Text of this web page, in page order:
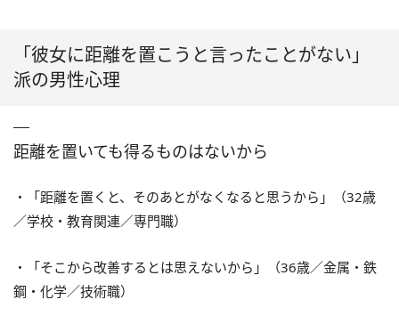
「彼女に距離を置こうと言ったことがない」
派の男性心理
距離を置いても得るものはないから
・「距離を置くと、そのあとがなくなると思うから」（32歳
／学校・教育関連／専門職）
・「そこから改善するとは思えないから」（36歳／金属・鉄
鋼・化学／技術職）